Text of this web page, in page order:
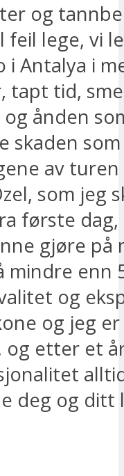
og
lege, vi
Antalya i
tapt tid,
ånden
skaden
av
som jeg
første
gjøre på
mindre enn
og
og jeg
og etter et
deg og ditt